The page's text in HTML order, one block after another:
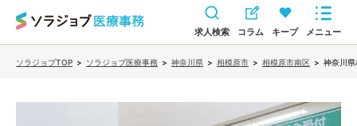
求人検索 コラム キープ メニュー
ソラジョブTOP > ソラジョブ医療事務 > 神奈川県 > 相模原市 > 相模原市南区 > 神奈川